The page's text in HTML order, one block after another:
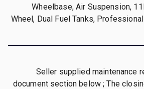
Wheelbase, Air Suspension,
Wheel, Dual Fuel Tanks,
Seller supplied maintenance
document section below ; The